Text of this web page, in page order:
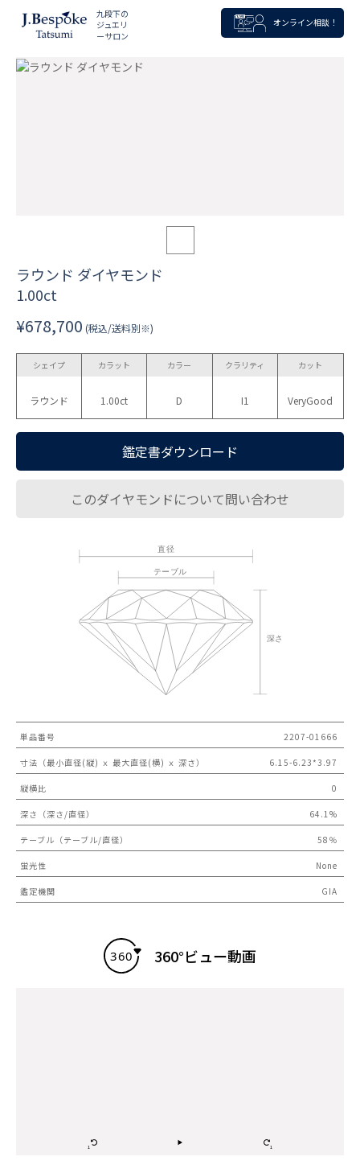
九段下の
ジュエリ
ーサロン
オンライン相談！
ラウンド ダイヤモンド
1.00ct
¥678,700 (税込/送料別※)
シェイプ
ラウンド
カラット
1.00ct
カラー
D
クラリティ
I1
カット
VeryGood
鑑定書ダウンロード
このダイヤモンドについて問い合わせ
単品番号 2207-01666
寸法（最小直径(縦) ｘ 最大直径(横) ｘ 深さ） 6.15-6.23*3.97
縦横比 0
深さ（深さ/直径） 64.1%
テーブル（テーブル/直径） 58％
蛍光性 None
鑑定機関 GIA
360°ビュー動画